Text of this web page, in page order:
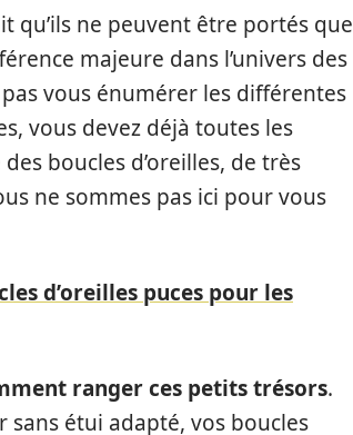
qu’ils ne peuvent être portés que
majeure dans l’univers des
vous énumérer les différentes
vous devez déjà toutes les
boucles d’oreilles, de très
ne sommes pas ici pour vous
d’oreilles puces pour les
ranger ces petits trésors.
sans étui adapté, vos boucles